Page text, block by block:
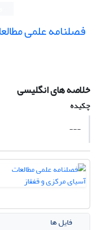
فصلنامه علمی
خلاصه های انگلیسی
چکیده
---
فایل ها